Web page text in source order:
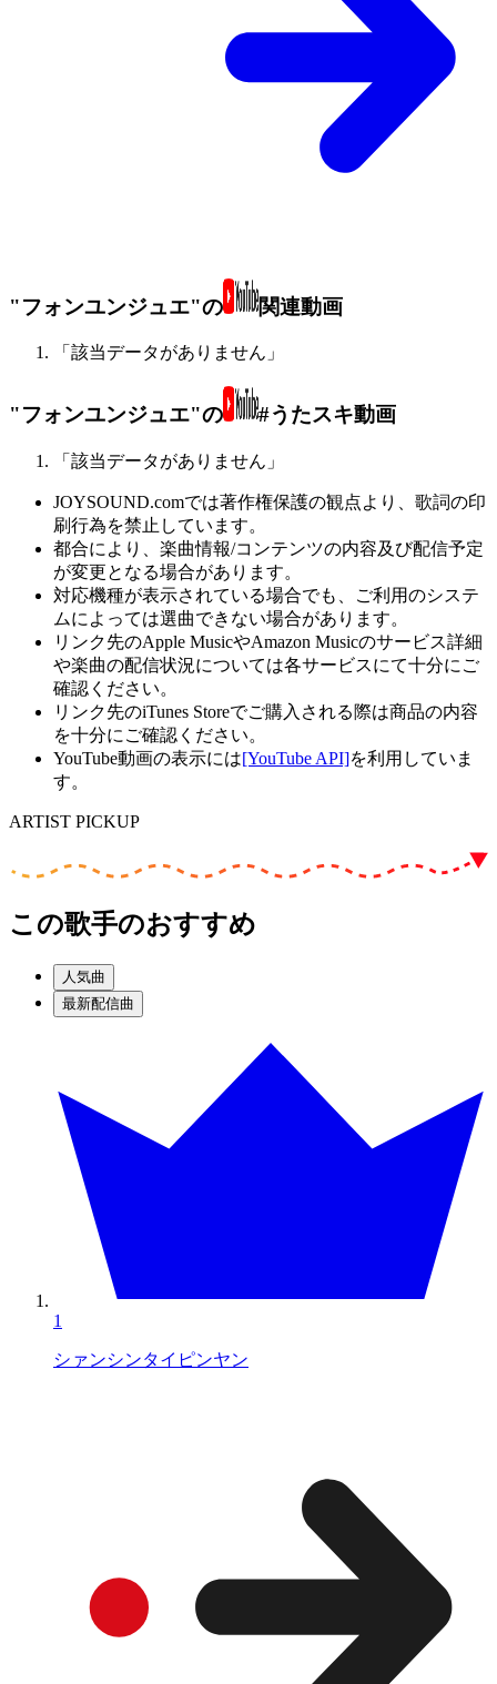
"フォンユンジュエ"の 関連動画
「該当データがありません」
"フォンユンジュエ"の #うたスキ動画
「該当データがありません」
JOYSOUND.comでは著作権保護の観点より、歌詞の印
刷行為を禁止しています。
都合により、楽曲情報/コンテンツの内容及び配信予定
が変更となる場合があります。
対応機種が表示されている場合でも、ご利用のシステ
ムによっては選曲できない場合があります。
リンク先のApple MusicやAmazon Musicのサービス詳細
や楽曲の配信状況については各サービスにて十分にご
確認ください。
リンク先のiTunes Storeでご購入される際は商品の内容
を十分にご確認ください。
YouTube動画の表示には[YouTube API]を利用していま
す。
ARTIST PICKUP
この歌手のおすすめ
人気曲
最新配信曲
1
シァンシンタイピンヤン